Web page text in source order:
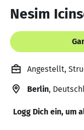
Nesim
Angestellt,
Berlin,
Logg Dich ein, um